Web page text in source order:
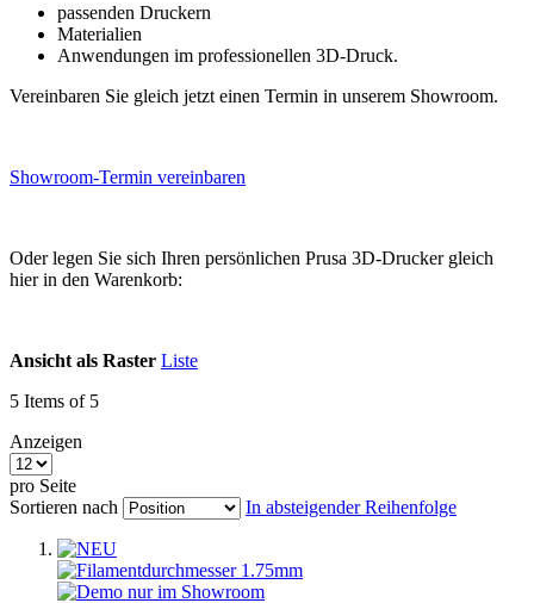
passenden Druckern
Materialien
Anwendungen im professionellen 3D-Druck.
Vereinbaren Sie gleich jetzt einen Termin in unserem Showroom.
Showroom-Termin vereinbaren
Oder legen Sie sich Ihren persönlichen Prusa 3D-Drucker gleich
hier in den Warenkorb:
Ansicht als Raster Liste
5 Items of 5
Anzeigen
pro Seite
Sortieren nach
In absteigender Reihenfolge